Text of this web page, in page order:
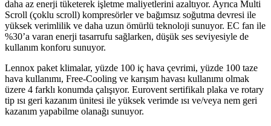
daha az enerji tüketerek işletme maliyetlerini azaltıyor. Ayrıca Multi
Scroll (çoklu scroll) kompresörler ve bağımsız soğutma devresi ile
yüksek verimlilik ve daha uzun ömürlü teknoloji sunuyor. EC fan ile
%30’a varan enerji tasarrufu sağlarken, düşük ses seviyesiyle de
kullanım konforu sunuyor.
Lennox paket klimalar, yüzde 100 iç hava çevrimi, yüzde 100 taze
hava kullanımı, Free-Cooling ve karışım havası kullanımı olmak
üzere 4 farklı konumda çalışıyor. Eurovent sertifikalı plaka ve rotary
tip ısı geri kazanım ünitesi ile yüksek verimde ısı ve/veya nem geri
kazanım yapabilme olanağı sunuyor.